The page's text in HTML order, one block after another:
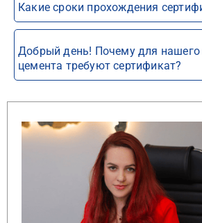
Какие сроки прохождения
Добрый день! Почему для
цемента требуют сертификат?